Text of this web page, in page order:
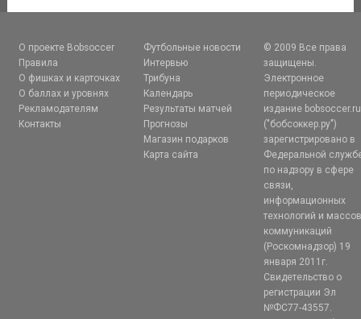
О проекте Bobsoccer
Правила
О фишках и карточках
О баллах и уровнях
Рекламодателям
Контакты
Футбольные новости
Интервью
Трибуна
Календарь
Результаты матчей
Прогнозы
Магазин подарков
Карта сайта
© 2009 Все права
защищены.
Электронное
периодическое
издание bobsoccer.ru
("бобсоккер.ру")
зарегистрировано в
Федеральной
по надзору в сфере
связи,
информационных
технологий и
коммуникаций
(Роскомнадзор) 19
января 2011г.
Свидетельство о
регистрации Эл
№ФС77-43557.